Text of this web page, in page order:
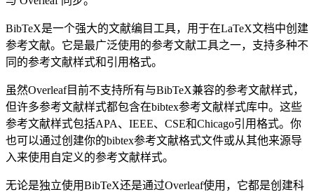
BibTeX是一个强大的文献编目工具，用于在LaTeX文档中创建
参考文献。它是最广泛使用的参考文献工具之一，支持多种不
同的参考文献样式和引用格式。
虽然Overleaf目前不支持所有与BibTeX兼容的参考文献样式，
但许多参考文献样式都包含在bibtex参考文献样式库中。这些
参考文献样式包括APA、IEEE、CSE和Chicago引用格式。你
也可以通过创建你的bibtex参考文献格式文件或从其他来源导
入来使用自定义的参考文献样式。
无论是独立使用BibTeX还是通过Overleaf使用，它都是创建科